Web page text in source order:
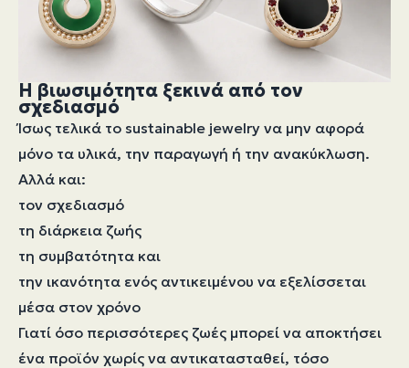
Η βιωσιμότητα ξεκινά από τον
σχεδιασμό
Ίσως τελικά το sustainable jewelry να μην αφορά
μόνο τα υλικά, την παραγωγή ή την ανακύκλωση.
Αλλά και:
τον σχεδιασμό
τη διάρκεια ζωής
τη συμβατότητα και
την ικανότητα ενός αντικειμένου να εξελίσσεται
μέσα στον χρόνο
Γιατί όσο περισσότερες ζωές μπορεί να αποκτήσει
ένα προϊόν χωρίς να αντικατασταθεί, τόσο